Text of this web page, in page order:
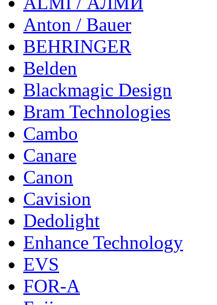
Anton / Bauer
BEHRINGER
Belden
Blackmagic Design
Bram Technologies
Cambo
Canare
Canon
Cavision
Dedolight
Enhance Technology
EVS
FOR-A